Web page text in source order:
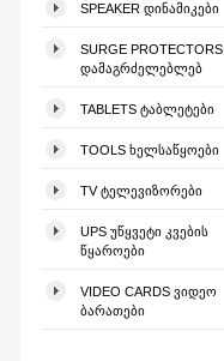
SPEAKER ᲓᲘᲜᲐᲛᲘᲙᲔᲑᲘ
SURGE PROTECTORS
ᲓᲐᲛᲐᲒᲠᲫᲔᲚᲔᲑᲚᲔᲑ
TABLETS ᲢᲐᲑᲚᲔᲢᲔᲑᲘ
TOOLS ᲮᲔᲚᲡᲐᲬᲧᲝᲔᲑᲘ
TV ᲢᲔᲚᲔᲕᲘᲖᲝᲠᲔᲑᲘ
UPS ᲣᲬᲧᲕᲔᲢᲘ ᲙᲕᲔᲑᲘᲡ
ᲬᲧᲐᲠᲝᲔᲑᲘ
VIDEO CARDS ᲕᲘᲓᲔᲝ
ᲑᲐᲠᲐᲗᲔᲑᲘ